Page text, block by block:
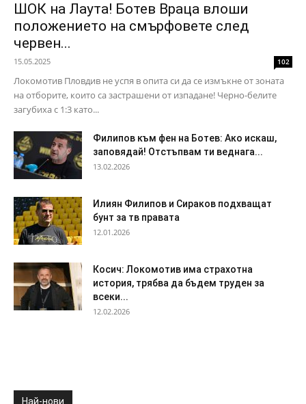
ШОК на Лаута! Ботев Враца влоши
положението на смърфовете след
червен...
15.05.2025 102
Локомотив Пловдив не успя в опита си да се измъкне от зоната
на отборите, които са застрашени от изпадане! Черно-белите
загубиха с 1:3 като...
Филипов към фен на Ботев: Ако искаш,
заповядай! Отстъпвам ти веднага...
13.02.2026
Илиян Филипов и Сираков подхващат
бунт за тв правата
12.01.2026
Косич: Локомотив има страхотна
история, трябва да бъдем труден за
всеки...
12.02.2026
Най-нови